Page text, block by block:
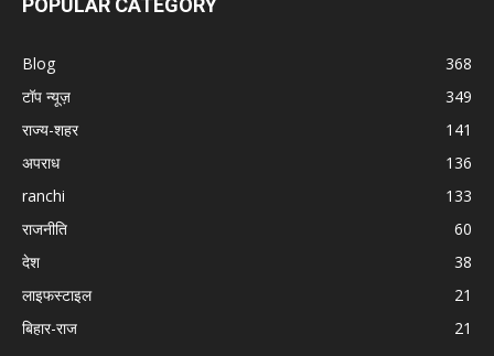
POPULAR CATEGORY
Blog
368
टॉप न्यूज़
349
राज्य-शहर
141
अपराध
136
ranchi
133
राजनीति
60
देश
38
लाइफस्टाइल
21
बिहार-राज
21